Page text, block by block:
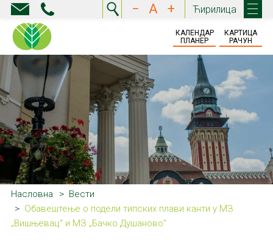
− A + Ћирилица
КАЛЕНДАР
ПЛАНЕР
КАРТИЦА
РАЧУН
Насловна
Вести
Обавештење о подели типских плави канти у МЗ
„Вишњевац“ и МЗ „Бачко Душаново“